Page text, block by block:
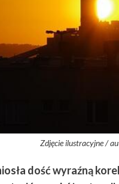
Zdjęcie ilustracyjne /
dość wyraźną